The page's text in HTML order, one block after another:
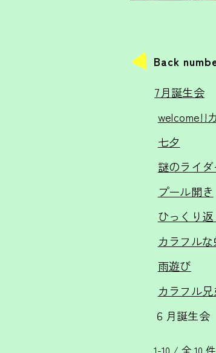
Back
7月誕生会
welcome!!
七夕
謎のライ
プール開き
ひっくり
カラフルな
雨遊び
カラフル兄
６月誕生会
1-10 / 全 10 件